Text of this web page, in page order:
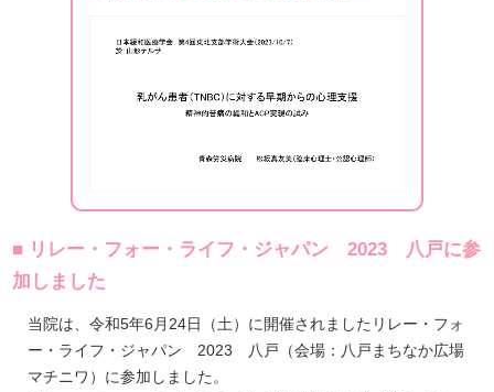
■ リレー・フォー・ライフ・ジャパン 2023 八戸に参
加しました
当院は、令和5年6月24日（土）に開催されましたリレー・フォ
ー・ライフ・ジャパン 2023 八戸（会場：八戸まちなか広場
マチニワ）に参加しました。